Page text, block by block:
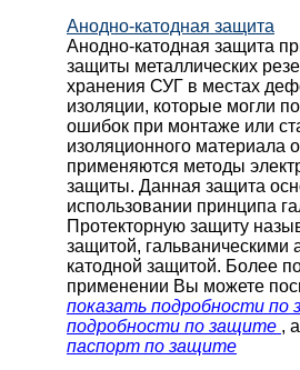
Анодно-катодная защита
Анодно-катодная защита
защиты металлических
хранения СУГ в местах
изоляции, которые могли
ошибок при монтаже или
изоляционного материала
применяются методы
защиты. Данная защита
использовании принципа
Протекторную защиту
защитой, гальваническими
катодной защитой. Более
применении Вы можете
показать подробности по
подробности по защите ,
паспорт по защите